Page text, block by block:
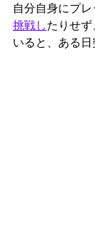
自分自身にプ
挑戦したりせ
いると、ある